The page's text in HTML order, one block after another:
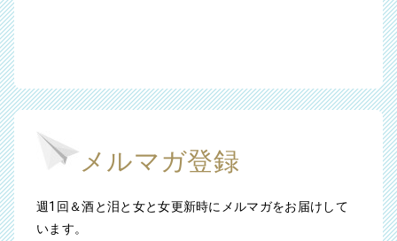
メルマガ登録
週1回＆酒と泪と女と女更新時にメルマガをお届けして
います。